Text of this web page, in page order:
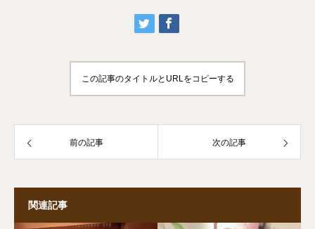
この記事のタイトルとURLをコピーする
前の記事 次の記事
関連記事